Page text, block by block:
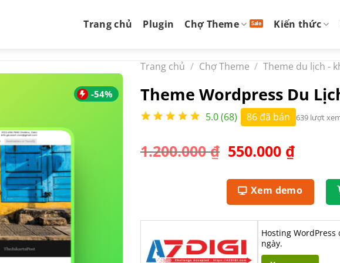
Trang chủ Plugin Chợ Theme Kiến thức
-54%
Trang chủ / Chợ Theme / Theme du lịch -
Theme Wordpress Du
5.0 (68) 86 đã bán 639 lượt
1.200.000₫ Giá
là:
1.200.000 ₫.
550.000 ₫Giá
tại
là:
Xem demo
Hosting
ngày.